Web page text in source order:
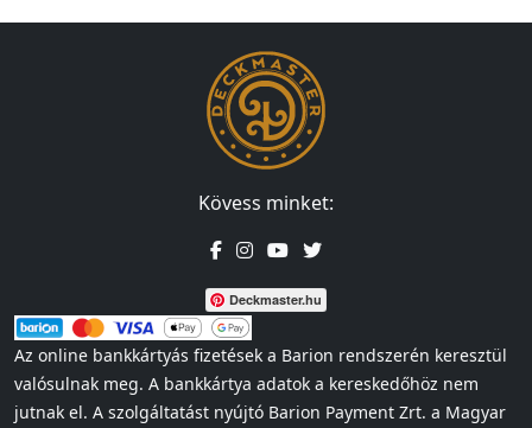
Kövess minket:
Deckmaster.hu
Az online bankkártyás fizetések a Barion rendszerén keresztül
valósulnak meg. A bankkártya adatok a kereskedőhöz nem
jutnak el. A szolgáltatást nyújtó Barion Payment Zrt. a Magyar